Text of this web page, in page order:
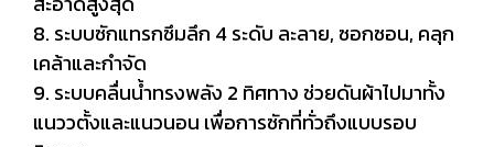
8. ระบบซักแทรกซึมลึก 4 ระดับ ละลาย, ซอกซอน, คลุก
เคล้าและกำจัด
9. ระบบคลื่นน้ำทรงพลัง 2 ทิศทาง ช่วยดันผ้าไปมาทั้ง
แนววตั้งและแนวนอน เพื่อการซักที่ทั่วถึงแบบรอบ